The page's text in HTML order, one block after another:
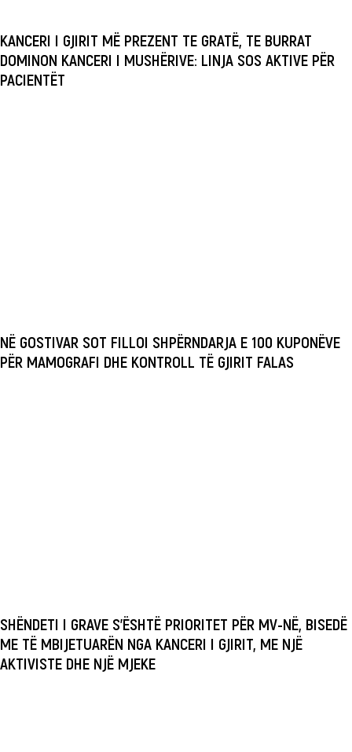
KANCERI I GJIRIT MË PREZENT TE GRATË, TE BURRAT
DOMINON KANCERI I MUSHËRIVE: LINJA SOS AKTIVE PËR
PACIENTËT
NË GOSTIVAR SOT FILLOI SHPËRNDARJA E 100 KUPONËVE
PËR MAMOGRAFI DHE KONTROLL TË GJIRIT FALAS
SHËNDETI I GRAVE S’ËSHTË PRIORITET PËR MV-NË, BISEDË
ME TË MBIJETUARËN NGA KANCERI I GJIRIT, ME NJË
AKTIVISTE DHE NJË MJEKE